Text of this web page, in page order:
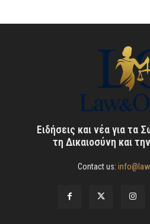
Ειδήσεις και νέα για τα
τη Δικαιοσύνη και
Contact us: